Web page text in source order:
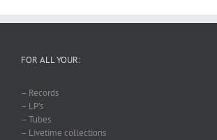
FOR ALL YOUR:
– Records
– LP’s
– Tubes
– Livetime collections